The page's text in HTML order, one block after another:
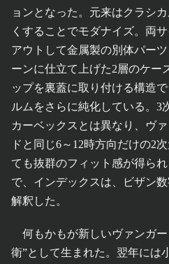
ョンとなった。元来はクラシ
くすることでモダナイズ。両
アウトして金属製の別体パー
ーンに仕立て上げた2層のケー
ップを裏蓋に取り付ける構造
ルムをさらに純化している。3
カーベックスとは異なり、ヴ
ドと同じ6～12時方向だけの2
ても抜群のフィット感が得ら
で、インデックスは、ビザン
解釈した。
何もかもが新しいヴァンガ
衛”として生まれた。翌年には